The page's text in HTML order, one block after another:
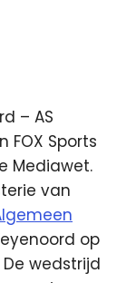
– AS
Sports
Mediawet.
van
op
wedstrijd